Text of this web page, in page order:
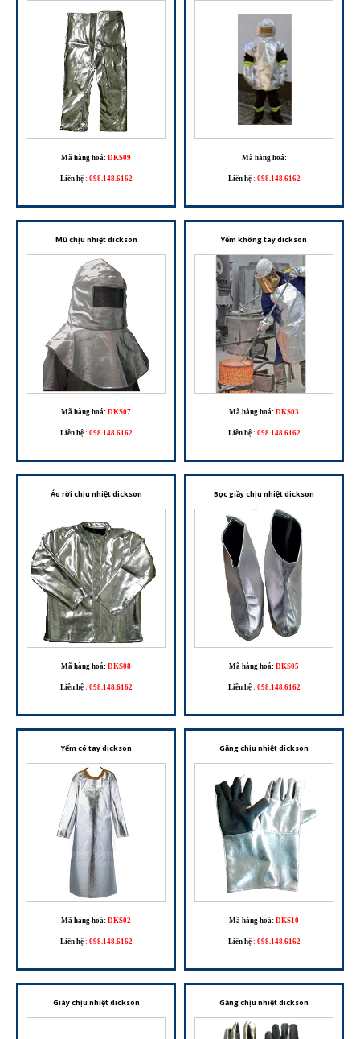
Mã hàng hoá: DKS09
Liên hệ : 098.148.6162
Mã hàng hoá:
Liên hệ : 098.148.6162
Mũ chịu nhiệt dickson
Mã hàng hoá: DKS07
Liên hệ : 098.148.6162
Yếm không tay dickson
Mã hàng hoá: DKS03
Liên hệ : 098.148.6162
Áo rời chịu nhiệt dickson
Mã hàng hoá: DKS08
Liên hệ : 098.148.6162
Bọc giầy chịu nhiệt dickson
Mã hàng hoá: DKS05
Liên hệ : 098.148.6162
Yếm có tay dickson
Mã hàng hoá: DKS02
Liên hệ : 098.148.6162
Găng chịu nhiệt dickson
Mã hàng hoá: DKS10
Liên hệ : 098.148.6162
Giày chịu nhiệt dickson Găng chịu nhiệt dickson